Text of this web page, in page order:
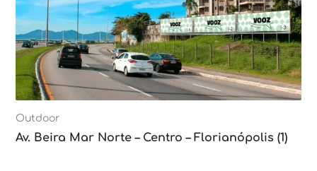
Outdoor
Av. Beira Mar Norte – Centro – Florianópolis (1)